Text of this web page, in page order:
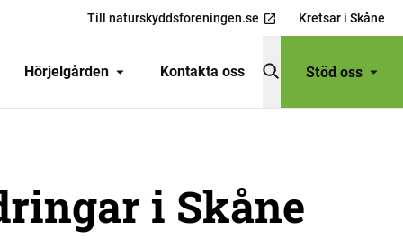
Till naturskyddsforeningen.se Kretsar i Skåne
Hörjelgården Kontakta oss Stöd oss
i Skåne